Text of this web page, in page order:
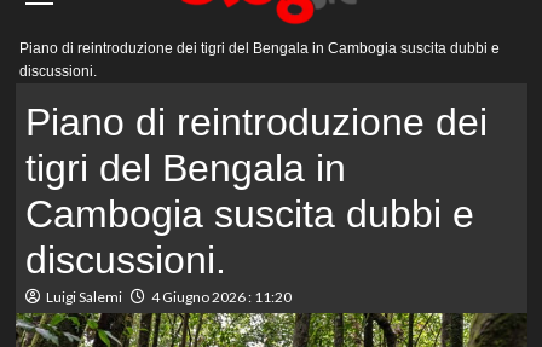
principale
Piano di reintroduzione dei tigri del Bengala in Cambogia suscita dubbi e
discussioni.
Piano di reintroduzione dei
tigri del Bengala in
Cambogia suscita dubbi e
discussioni.
Luigi Salemi 4 Giugno 2026 : 11:20